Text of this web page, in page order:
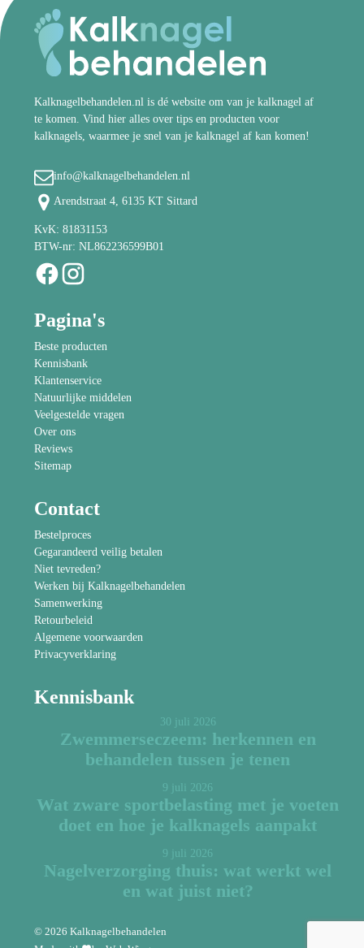
Kalknagelbehandelen.nl is dé website om van je kalknagel af
te komen. Vind hier alles over tips en producten voor
kalknagels, waarmee je snel van je kalknagel af kan komen!
info@kalknagelbehandelen.nl
Arendstraat 4, 6135 KT Sittard
KvK: 81831153
BTW-nr: NL862236599B01
Pagina's
Beste producten
Kennisbank
Klantenservice
Natuurlijke middelen
Veelgestelde vragen
Over ons
Reviews
Sitemap
Contact
Bestelproces
Gegarandeerd veilig betalen
Niet tevreden?
Werken bij Kalknagelbehandelen
Samenwerking
Retourbeleid
Algemene voorwaarden
Privacyverklaring
Kennisbank
30 juli 2026
Zwemmerseczeem: herkennen en
behandelen tussen je tenen
9 juli 2026
Wat zware sportbelasting met je voeten
doet en hoe je kalknagels aanpakt
9 juli 2026
Nagelverzorging thuis: wat werkt wel
en wat juist niet?
© 2026 Kalknagelbehandelen